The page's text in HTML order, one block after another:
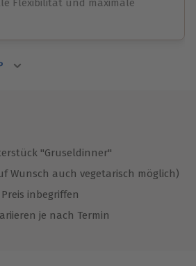
Flexibilität und maximale
"Gruseldinner"
Wunsch auch vegetarisch möglich)
inbegriffen
je nach Termin